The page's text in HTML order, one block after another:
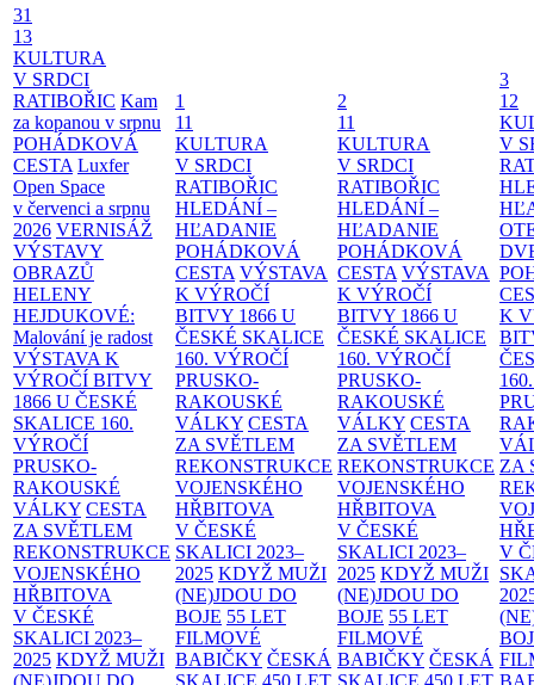
31
13
KULTURA
V SRDCI
RATIBOŘIC Kam
za kopanou v srpnu
POHÁDKOVÁ
CESTA Luxfer
Open Space
v červenci a srpnu
2026 VERNISÁŽ
VÝSTAVY
OBRAZŮ
HELENY
HEJDUKOVÉ:
Malování je radost
VÝSTAVA K
VÝROČÍ BITVY
1866 U ČESKÉ
SKALICE 160.
VÝROČÍ
PRUSKO-
RAKOUSKÉ
VÁLKY CESTA
ZA SVĚTLEM
REKONSTRUKCE
VOJENSKÉHO
HŘBITOVA
V ČESKÉ
SKALICI 2023–
2025 KDYŽ MUŽI
(NE)JDOU DO
1
11
KULTURA
V SRDCI
RATIBOŘIC
HLEDÁNÍ –
HĽADANIE
POHÁDKOVÁ
CESTA VÝSTAVA
K VÝROČÍ
BITVY 1866 U
ČESKÉ SKALICE
160. VÝROČÍ
PRUSKO-
RAKOUSKÉ
VÁLKY CESTA
ZA SVĚTLEM
REKONSTRUKCE
VOJENSKÉHO
HŘBITOVA
V ČESKÉ
SKALICI 2023–
2025 KDYŽ MUŽI
(NE)JDOU DO
BOJE 55 LET
FILMOVÉ
BABIČKY ČESKÁ
SKALICE 450 LET
2
11
KULTURA
V SRDCI
RATIBOŘIC
HLEDÁNÍ –
HĽADANIE
POHÁDKOVÁ
CESTA VÝSTAVA
K VÝROČÍ
BITVY 1866 U
ČESKÉ SKALICE
160. VÝROČÍ
PRUSKO-
RAKOUSKÉ
VÁLKY CESTA
ZA SVĚTLEM
REKONSTRUKCE
VOJENSKÉHO
HŘBITOVA
V ČESKÉ
SKALICI 2023–
2025 KDYŽ MUŽI
(NE)JDOU DO
BOJE 55 LET
FILMOVÉ
BABIČKY ČESKÁ
SKALICE 450 LET
3
12
V
K
ZA
V